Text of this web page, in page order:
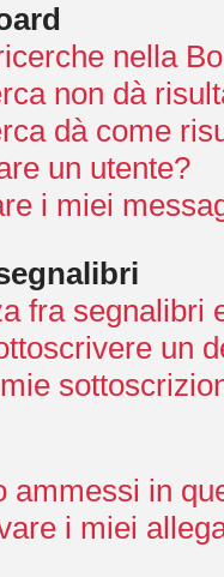
nella
non dà
dà come
un utente?
i miei
fra segnalibri
un
ammessi in
i miei